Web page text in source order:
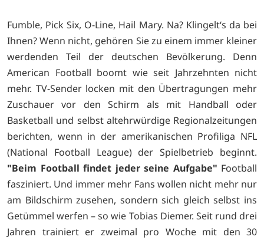
Fumble, Pick Six, O-Line, Hail Mary. Na? Klingelt‘s da bei
Ihnen? Wenn nicht, gehören Sie zu einem immer kleiner
werdenden Teil der deutschen Bevölkerung. Denn
American Football boomt wie seit Jahrzehnten nicht
mehr. TV-Sender locken mit den Übertragungen mehr
Zuschauer vor den Schirm als mit Handball oder
Basketball und selbst altehrwürdige Regionalzeitungen
berichten, wenn in der amerikanischen Profiliga NFL
(National Football League) der Spielbetrieb beginnt.
"Beim Football findet jeder seine Aufgabe" Football
fasziniert. Und immer mehr Fans wollen nicht mehr nur
am Bildschirm zusehen, sondern sich gleich selbst ins
Getümmel werfen – so wie Tobias Diemer. Seit rund drei
Jahren trainiert er zweimal pro Woche mit den 30